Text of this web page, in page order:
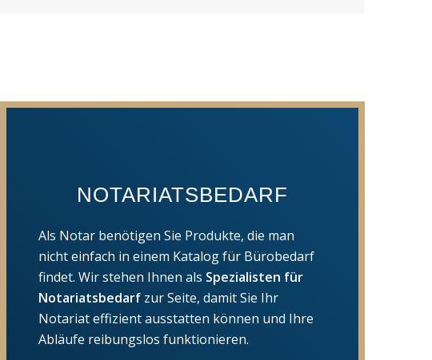
NOTARIATSBEDARF
Als Notar benötigen Sie Produkte, die man
nicht einfach in einem Katalog für Bürobedarf
findet. Wir stehen Ihnen als Spezialisten für
Notariatsbedarfzur Seite, damit Sie Ihr
Notariat effizient ausstatten können und Ihre
Abläufe reibungslos funktionieren.